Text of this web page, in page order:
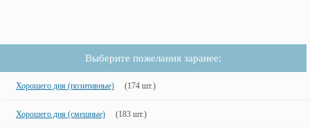
Выберите пожелания заранее:
Хорошего дня (позитивные) (174 шт.)
Хорошего дня (смешные) (183 шт.)